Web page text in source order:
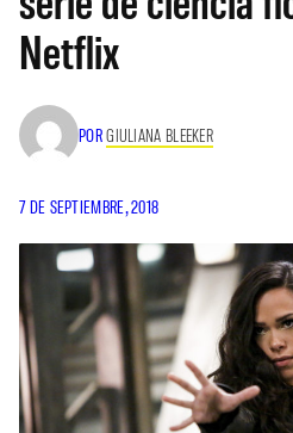
Netflix
PORGIULIANA BLEEKER
7 DE SEPTIEMBRE, 2018